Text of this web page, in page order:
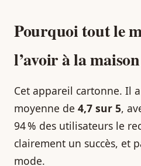
Pourquoi tout le
l’avoir à la
Cet appareil cartonne. Il
moyenne de 4,7 sur 5,
94 % des utilisateurs le
clairement un succès, et
mode.